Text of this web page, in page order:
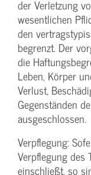
der Verletzung
wesentlichen
den
begrenzt. Der
die
Leben, Körper
Verlust,
Gegenständen
ausgeschlossen.
Verpflegung:
Verpflegung des
einschließt, so